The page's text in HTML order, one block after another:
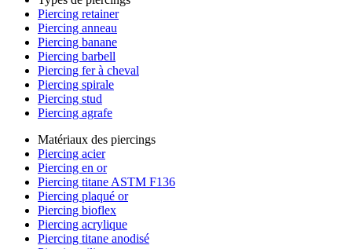
Piercing retainer
Piercing anneau
Piercing banane
Piercing barbell
Piercing fer à cheval
Piercing spirale
Piercing stud
Piercing agrafe
Matériaux des piercings
Piercing acier
Piercing en or
Piercing titane ASTM F136
Piercing plaqué or
Piercing bioflex
Piercing acrylique
Piercing titane anodisé